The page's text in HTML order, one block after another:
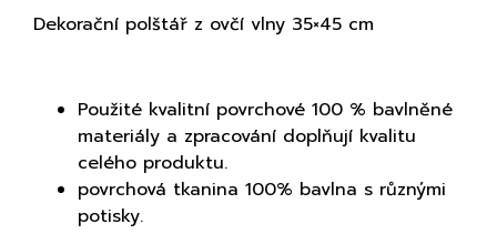
Dekorační polštář z ovčí vlny 35×45 cm
Použité kvalitní povrchové 100 % bavlněné
materiály a zpracování doplňují kvalitu
celého produktu.
povrchová tkanina 100% bavlna s různými
potisky.